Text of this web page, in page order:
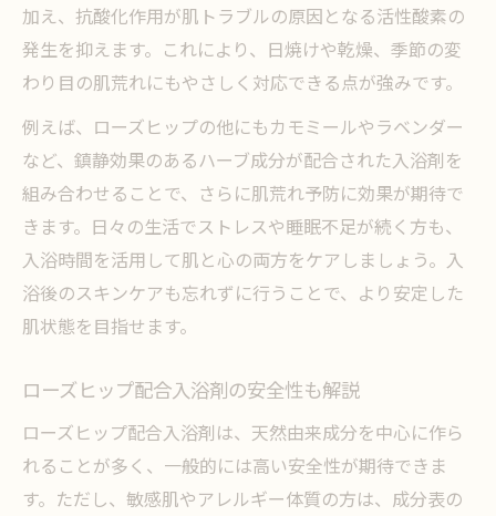
加え、抗酸化作用が肌トラブルの原因となる活性酸素の
発生を抑えます。これにより、日焼けや乾燥、季節の変
わり目の肌荒れにもやさしく対応できる点が強みです。
例えば、ローズヒップの他にもカモミールやラベンダー
など、鎮静効果のあるハーブ成分が配合された入浴剤を
組み合わせることで、さらに肌荒れ予防に効果が期待で
きます。日々の生活でストレスや睡眠不足が続く方も、
入浴時間を活用して肌と心の両方をケアしましょう。入
浴後のスキンケアも忘れずに行うことで、より安定した
肌状態を目指せます。
ローズヒップ配合入浴剤の安全性も解説
ローズヒップ配合入浴剤は、天然由来成分を中心に作ら
れることが多く、一般的には高い安全性が期待できま
す。ただし、敏感肌やアレルギー体質の方は、成分表の